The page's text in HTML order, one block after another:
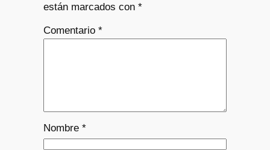
están marcados con *
Comentario *
Nombre *